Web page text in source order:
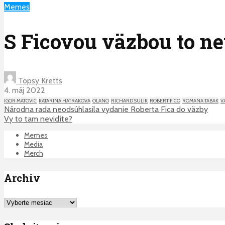
Memes
S Ficovou väzbou to
Topsy Kretts
4. máj 2022
IGOR MATOVIC KATARINA HATRAKOVA OLANO RICHARD SULIK ROBERT FICO ROMANA TABAK
Národna rada neodsúhlasila vydanie Roberta Fica do väzby
Vy to tam nevidíte?
Memes
Media
Merch
Archív
Archív